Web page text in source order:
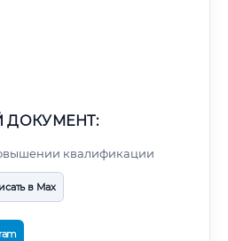
квалификации
в Max